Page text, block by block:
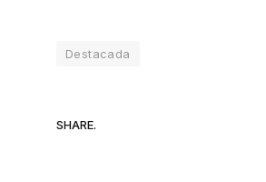
Destacada
SHARE.